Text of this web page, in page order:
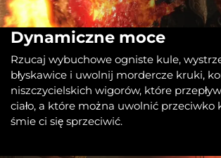
Dynamiczne moce
Rzucaj wybuchowe ogniste kule,
błyskawice i uwolnij mordercze kruki,
niszczycielskich wigorów, które
ciało, a które można uwolnić przeciwko
śmie ci się sprzeciwić.